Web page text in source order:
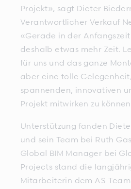
Projekt», sagt Dieter
Verantwortlicher Verkauf
«Gerade in der
deshalb etwas mehr Zeit.
für uns und das ganze
aber eine tolle
spannenden, innovativen
Projekt mitwirken zu
Unterstützung fanden
und sein Team bei Ruth
Global BIM Manager bei
Projects stand die
Mitarbeiterin dem AS-